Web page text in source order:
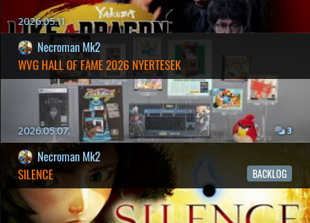
2026.03.15.
Necroman Mk2
HIGHGUARD - NECRO'S LOG
2026.03.13.